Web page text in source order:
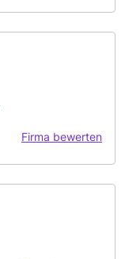
Firma bewerten